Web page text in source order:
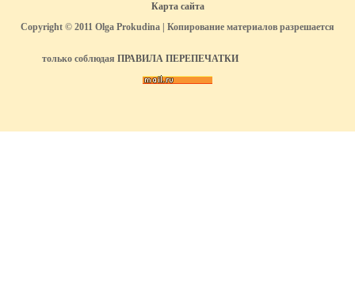
Карта сайта
Copyright © 2011 Olga Prokudina | Копирование материалов разрешается
только соблюдая ПРАВИЛА ПЕРЕПЕЧАТКИ